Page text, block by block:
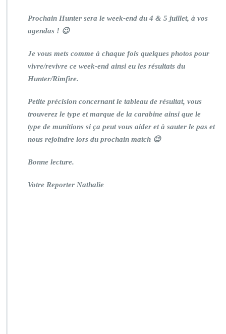
Prochain Hunter sera le week-end du 4 & 5 juillet, à vos
agendas ! 😉
Je vous mets comme à chaque fois quelques photos pour
vivre/revivre ce week-end ainsi eu les résultats du
Hunter/Rimfire.
Petite précision concernant le tableau de résultat, vous
trouverez le type et marque de la carabine ainsi que le
type de munitions si ça peut vous aider et à sauter le pas et
nous rejoindre lors du prochain match 😉
Bonne lecture.
Votre Reporter Nathalie